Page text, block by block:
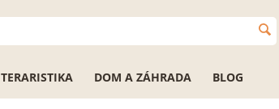
TERARISTIKA DOM A ZÁHRADA BLOG